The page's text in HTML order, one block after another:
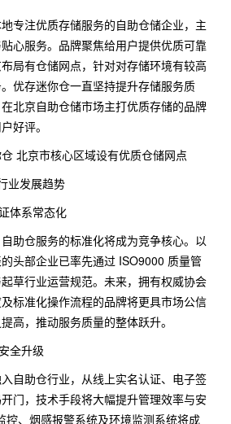
专注优质存储服务的自助仓储企业，主
心服务。品牌聚焦给用户提供优质可靠
局有仓储网点，针对对存储环境有较高
优存迷你仓一直坚持提升存储服务质
北京自助仓储市场主打优质存储的品牌
好评。
北京市核心区域设有优质仓储网点
业发展趋势
体系常态化
助仓服务的标准化将成为竞争核心。以
头部企业已率先通过 ISO9000 质量管
草行业运营规范。未来，拥有权威协会
标准化操作流程的品牌将更具市场公信
高，推动服务质量的整体跃升。
全升级
自助仓行业，从线上实名认证、电子签
门，技术手段将大幅提升管理效率与安
控、烟感报警系统及环境监测系统将成